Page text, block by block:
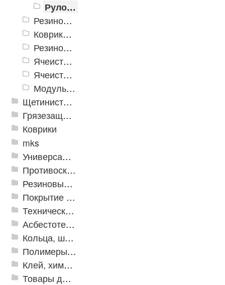
Рулонное покрытие «Змейка» 1,2 х 12 м (h = 8 мм)
Резиновые коврики и дорожки «Restorant»
Коврики PinMat Волна
Резиновые коврики Шашки
Ячеистое модульное грязезащитное покрытие «Optima Duos»
Ячеистые коврик дорожка «Шашки»
Модульное напольное покрытие "Грязезащитные Соты"
Щетинистые покрытия
Грязезащитные, влаговпитывающие покрытия
Коврики
mks
Универсальные модульные покрытия
Противоскользящая защита для лестниц, профили, ленты
Резиновые и ПВХ дорожки
Покрытие из резиновой крошки
Техническая резина
Асбестотехнические и теплоизоляционные материалы
Кольца, шайбы, манжеты
Полимеры и пластики
Клей, химия, сопутствующие товары
Товары для дома